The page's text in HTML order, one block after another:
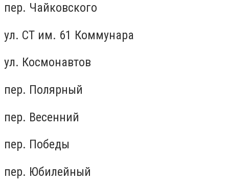
пер. Чайковского
ул. СТ им. 61 Коммунара
ул. Космонавтов
пер. Полярный
пер. Весенний
пер. Победы
пер. Юбилейный